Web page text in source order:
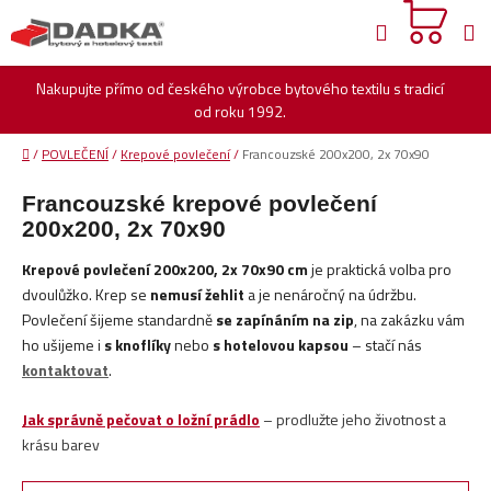
na
obsah
Nakupujte přímo od českého výrobce bytového textilu s tradicí
od roku 1992.
Hledat
Domů
/ POVLEČENÍ/ Krepové povlečení/ Francouzské 200x200, 2x 70x90
Francouzské krepové povlečení
200x200, 2x 70x90
Krepové povlečení 200x200, 2x 70x90 cmje praktická volba pro
dvoulůžko. Krep se nemusí žehlit a je nenáročný na údržbu.
Povlečení šijeme standardněse zapínáním na zip, na zakázku vám
ho ušijeme i s knoflíkynebo s hotelovou kapsou – stačí nás
kontaktovat.
Jak správně pečovat o ložní prádlo – prodlužte jeho životnost a
krásu barev